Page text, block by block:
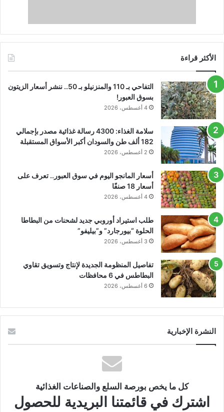
الأكثر قراءة
التفاحي بـ 110 والمنزنيلو بـ 50.. ننشر أسعار الزيتون
بسوق العبور!
4 أغسطس، 2026
سلامة الغذاء: 4300 رسالة غذائية مصدر بإجمالي
182 ألف طن والسودان أكبر الأسواق المستقبلة
2 أغسطس، 2026
أسعار المانجو اليوم في سوق العبور.. تعرف على
أسعار 18 صنفًا
4 أغسطس، 2026
طلب استيراد أوروبي جديد لشحنات من البطاطا
الحلوة “بيورجارد” و”بيليفو”
3 أغسطس، 2026
تفاصيل المنظومة الجديدة لإنتاج وتسويق تقاوي
البطاطس في 6 محافظات
6 أغسطس، 2026
النشرة الإخبارية
كل ما يخص بورصة السلع والصناعات الغذائية
اشترك في قائمتنا البريدية للحصول